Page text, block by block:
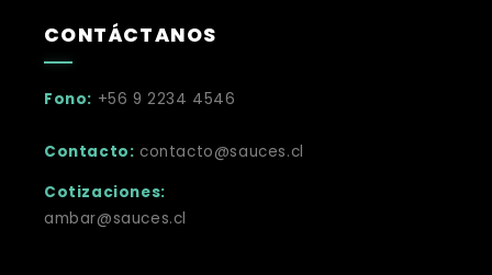
CONTÁCTANOS
Fono: +56 9 2234 4546
Contacto: contacto@sauces.cl
Cotizaciones:
ambar@sauces.cl